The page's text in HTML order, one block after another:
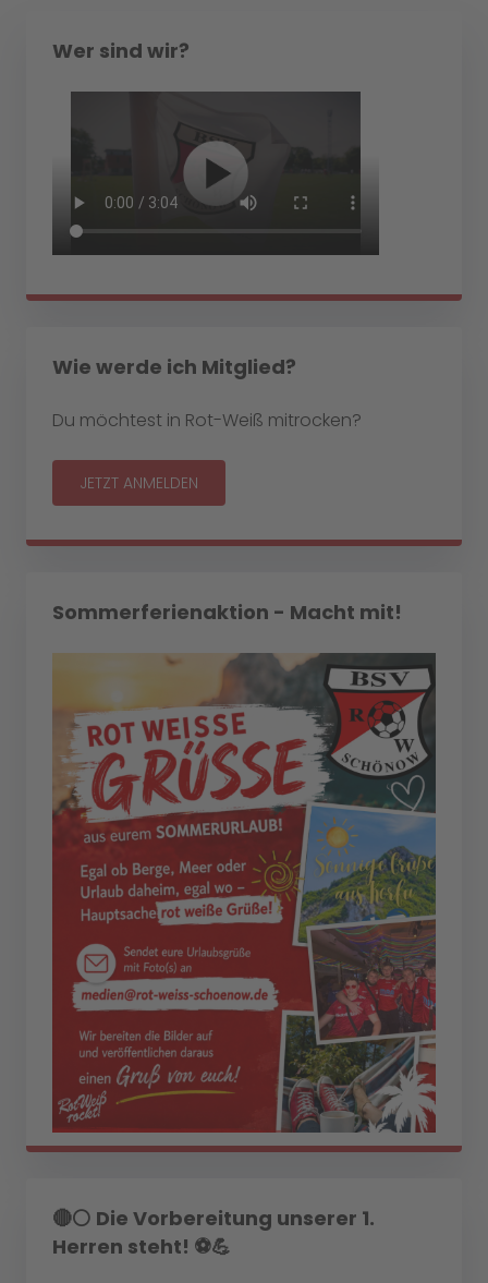
Wer sind wir?
Wie werde ich Mitglied?
Du möchtest in Rot-Weiß mitrocken?
JETZT ANMELDEN
Sommerferienaktion - Macht mit!
🔴⚪ Die Vorbereitung unserer 1.
Herren steht! ⚽💪